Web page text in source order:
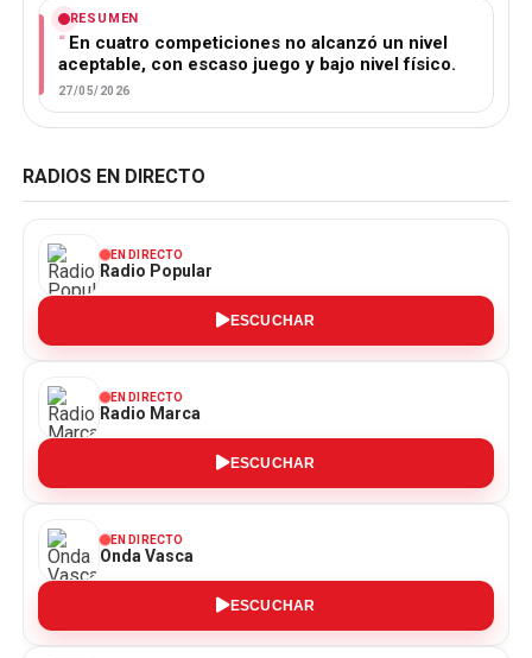
RESUMEN
En cuatro competiciones no alcanzó un nivel
aceptable, con escaso juego y bajo nivel físico.
27/05/2026
RADIOS EN DIRECTO
EN DIRECTO
Radio Popular
ESCUCHAR
EN DIRECTO
Radio Marca
ESCUCHAR
EN DIRECTO
Onda Vasca
ESCUCHAR